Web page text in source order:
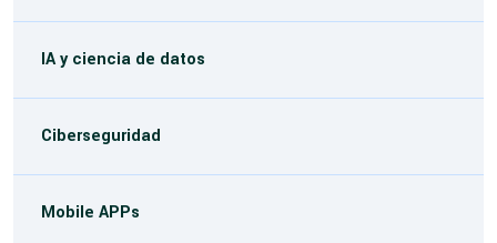
IA y ciencia de datos
Ciberseguridad
Mobile APPs